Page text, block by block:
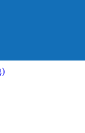
)